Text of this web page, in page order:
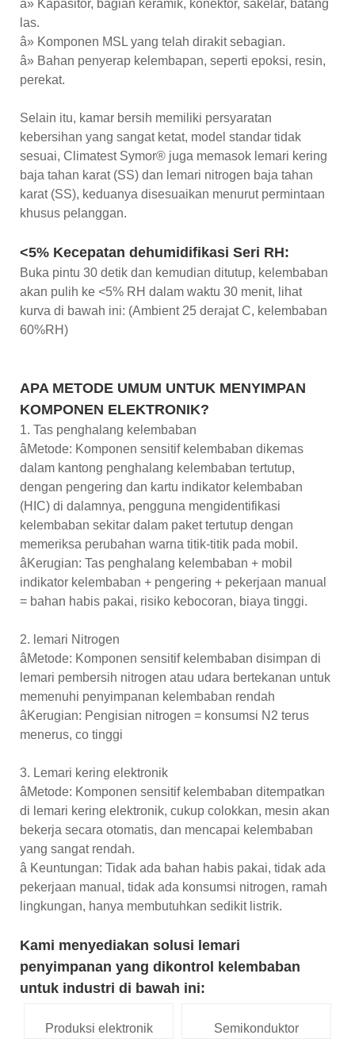
â» Kapasitor, bagian keramik, konektor, sakelar, batang
las.
â» Komponen MSL yang telah dirakit sebagian.
â» Bahan penyerap kelembapan, seperti epoksi, resin,
perekat.
Selain itu, kamar bersih memiliki persyaratan
kebersihan yang sangat ketat, model standar tidak
sesuai, Climatest Symor® juga memasok lemari kering
baja tahan karat (SS) dan lemari nitrogen baja tahan
karat (SS), keduanya disesuaikan menurut permintaan
khusus pelanggan.
<5% Kecepatan dehumidifikasi Seri RH:
Buka pintu 30 detik dan kemudian ditutup, kelembaban
akan pulih ke <5% RH dalam waktu 30 menit, lihat
kurva di bawah ini: (Ambient 25 derajat C, kelembaban
60%RH)
APA METODE UMUM UNTUK MENYIMPAN
KOMPONEN ELEKTRONIK?
1. Tas penghalang kelembaban
âMetode: Komponen sensitif kelembaban dikemas
dalam kantong penghalang kelembaban tertutup,
dengan pengering dan kartu indikator kelembaban
(HIC) di dalamnya, pengguna mengidentifikasi
kelembaban sekitar dalam paket tertutup dengan
memeriksa perubahan warna titik-titik pada mobil.
âKerugian: Tas penghalang kelembaban + mobil
indikator kelembaban + pengering + pekerjaan manual
= bahan habis pakai, risiko kebocoran, biaya tinggi.
2. lemari Nitrogen
âMetode: Komponen sensitif kelembaban disimpan di
lemari pembersih nitrogen atau udara bertekanan untuk
memenuhi penyimpanan kelembaban rendah
âKerugian: Pengisian nitrogen = konsumsi N2 terus
menerus, co tinggi
3. Lemari kering elektronik
âMetode: Komponen sensitif kelembaban ditempatkan
di lemari kering elektronik, cukup colokkan, mesin akan
bekerja secara otomatis, dan mencapai kelembaban
yang sangat rendah.
â Keuntungan: Tidak ada bahan habis pakai, tidak ada
pekerjaan manual, tidak ada konsumsi nitrogen, ramah
lingkungan, hanya membutuhkan sedikit listrik.
Kami menyediakan solusi lemari
penyimpanan yang dikontrol kelembaban
untuk industri di bawah ini:
Produksi elektronik Semikonduktor